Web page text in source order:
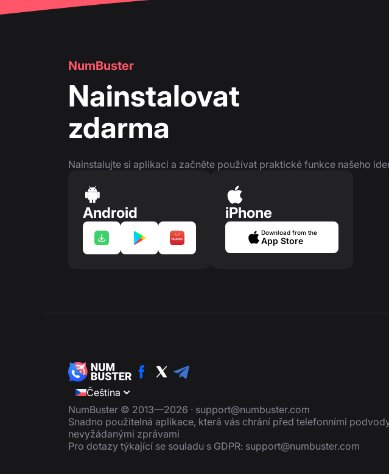
NumBuster
Nainstalovat
zdarma
Nainstalujte si aplikaci a začněte používat praktické funkce našeho
Android iPhone
Download from the
App Store
Čeština
NumBuster © 2013—2026 · support@numbuster.com
Snadno použitelná aplikace, která vás chrání před telefonními
nevyžádanými zprávami
Pro dotazy týkající se souladu s GDPR: support@numbuster.com